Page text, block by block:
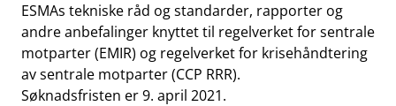
ESMAs tekniske råd og standarder, rapporter og
andre anbefalinger knyttet til regelverket for sentrale
motparter (EMIR) og regelverket for krisehåndtering
av sentrale motparter (CCP RRR).
Søknadsfristen er 9. april 2021.